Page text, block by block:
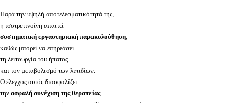
Παρά την υψηλή αποτελεσματικότητά της,
η ισοτρετινοΐνη απαιτεί
συστηματική εργαστηριακή παρακολούθηση,
καθώς μπορεί να επηρεάσει
τη λειτουργία του ήπατος
και τον μεταβολισμό των λιπιδίων.
Ο έλεγχος αυτός διασφαλίζει
την ασφαλή συνέχιση της θεραπείας